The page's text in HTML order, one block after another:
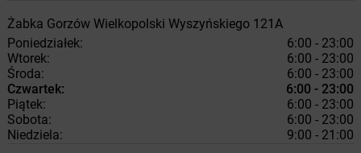
Żabka Gorzów Wielkopolski Wyszyńskiego 121A
Poniedziałek:
6:00 - 23:00
Wtorek:
6:00 - 23:00
Środa:
6:00 - 23:00
Czwartek:
6:00 - 23:00
Piątek:
6:00 - 23:00
Sobota:
6:00 - 23:00
Niedziela:
9:00 - 21:00